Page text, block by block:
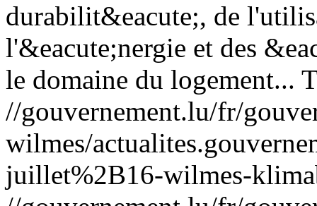
durabilit&eacute;, de
l'&eacute;nergie et des
le domaine du logement...
//gouvernement.lu/fr/
wilmes/
juillet%2B16-wilmes-